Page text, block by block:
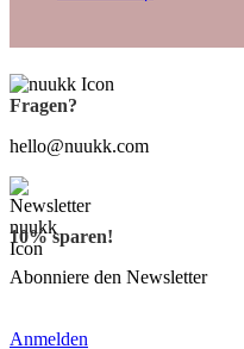
Fragen?
hello@nuukk.com
10% sparen!
Abonniere den Newsletter
Anmelden